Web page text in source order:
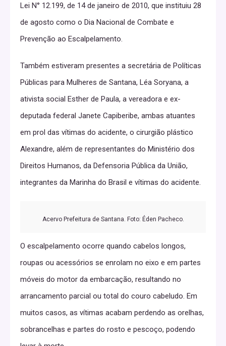
Lei N° 12.199, de 14 de janeiro de 2010, que instituiu 28
de agosto como o Dia Nacional de Combate e
Prevenção ao Escalpelamento.
Também estiveram presentes a secretária de Políticas
Públicas para Mulheres de Santana, Léa Soryana, a
ativista social Esther de Paula, a vereadora e ex-
deputada federal Janete Capiberibe, ambas atuantes
em prol das vítimas do acidente, o cirurgião plástico
Alexandre, além de representantes do Ministério dos
Direitos Humanos, da Defensoria Pública da União,
integrantes da Marinha do Brasil e vítimas do acidente.
Acervo Prefeitura de Santana. Foto: Éden Pacheco.
O escalpelamento ocorre quando cabelos longos,
roupas ou acessórios se enrolam no eixo e em partes
móveis do motor da embarcação, resultando no
arrancamento parcial ou total do couro cabeludo. Em
muitos casos, as vítimas acabam perdendo as orelhas,
sobrancelhas e partes do rosto e pescoço, podendo